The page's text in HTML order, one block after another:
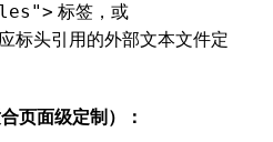
标签，或
标头引用的外部文本文件定
页面级定制）：